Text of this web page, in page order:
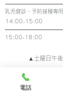
乳児健診・予防接種専用
14:00-15:00
15:00-18:00
▲土曜日午
電話